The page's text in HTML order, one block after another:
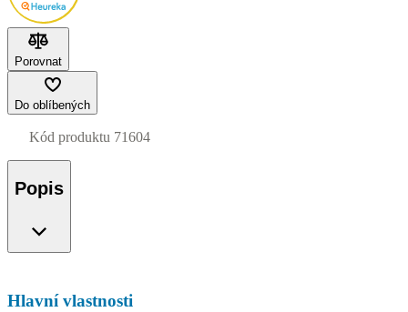
Porovnat
Do oblíbených
Kód produktu 71604
Popis
Hlavní vlastnosti